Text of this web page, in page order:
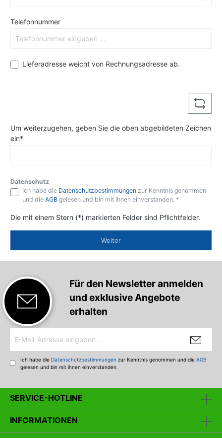
Telefonnummer
Lieferadresse weicht von Rechnungsadresse ab.
Um weiterzugehen, geben Sie die oben abgebildeten Zeichen
ein*
Datenschutz
Ich habe die Datenschutzbestimmungen zur Kenntnis genommen
und die AGB gelesen und bin mit ihnen einverstanden. *
Die mit einem Stern (*) markierten Felder sind Pflichtfelder.
Weiter
Für den Newsletter anmelden
und exklusive Angebote
erhalten
Ich habe die Datenschutzbestimmungen zur Kenntnis genommen und die AGB
gelesen und bin mit ihnen einverstanden.
SERVICE-HOTLINE
INFORMATIONEN